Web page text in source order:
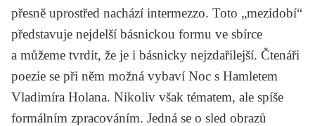
přesně uprostřed nachází intermezzo. Toto „mezidobí“
představuje nejdelší básnickou formu ve sbírce
a můžeme tvrdit, že je i básnicky nejzdařilejší. Čtenáři
poezie se při něm možná vybaví Noc s Hamletem
Vladimíra Holana. Nikoliv však tématem, ale spíše
formálním zpracováním. Jedná se o sled obrazů